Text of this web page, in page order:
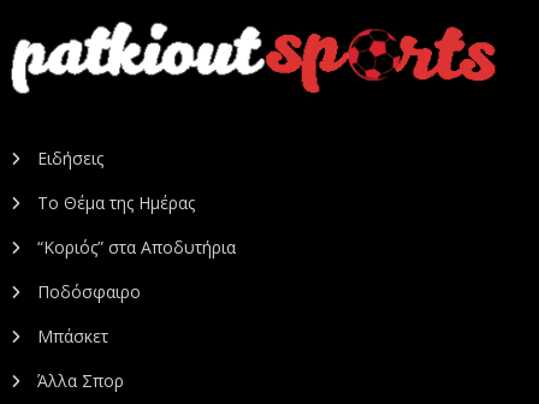
Ειδήσεις
Το Θέμα της Ημέρας
“Κοριός” στα Αποδυτήρια
Ποδόσφαιρο
Μπάσκετ
Άλλα Σπορ